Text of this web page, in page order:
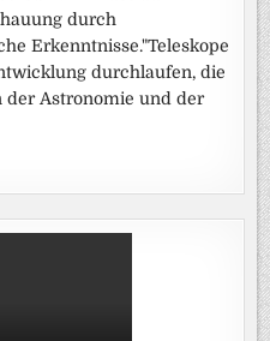
durch
Erkenntnisse."Teleskope
durchlaufen, die
Astronomie und der